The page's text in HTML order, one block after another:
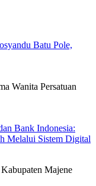
Batu Pole,
Wanita Persatuan
Bank Indonesia:
Melalui Sistem Digital
Majene